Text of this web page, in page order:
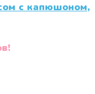
с капюшоном,